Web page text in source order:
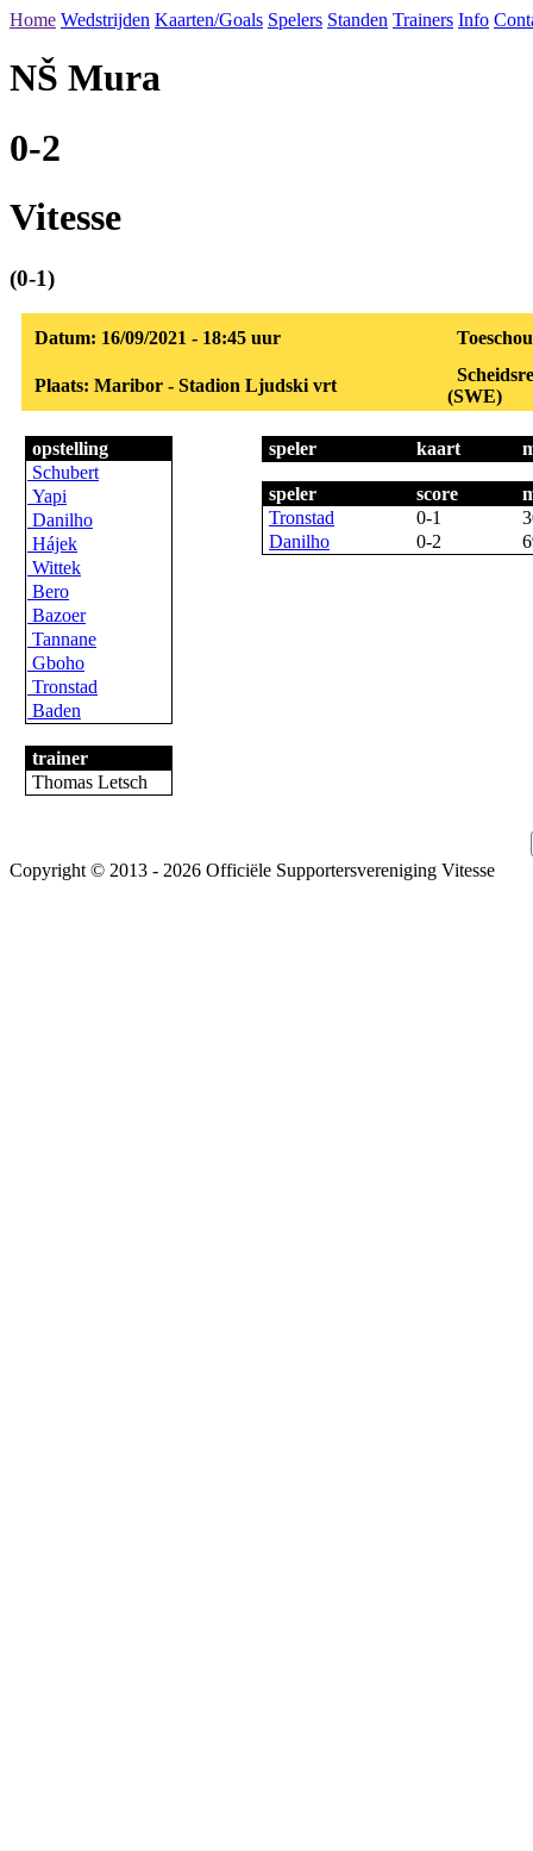
Home Wedstrijden Kaarten/Goals Spelers Standen Trainers Info
NŠ Mura
0-2
Vitesse
(0-1)
Datum: 16/09/2021 - 18:45 uur
Plaats: Maribor - Stadion Ljudski vrt
(SWE)
opstelling
Schubert
Yapi
Danilho
Hájek
Wittek
Bero
Bazoer
Tannane
Gboho
Tronstad
Baden
trainer
Thomas Letsch
speler kaart
speler score
Tronstad
0-1
Danilho
0-2
Copyright © 2013 - 2026 Officiële Supportersvereniging Vitesse